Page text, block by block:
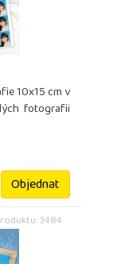
10x15 cm v
fotografii
Objednat
3484